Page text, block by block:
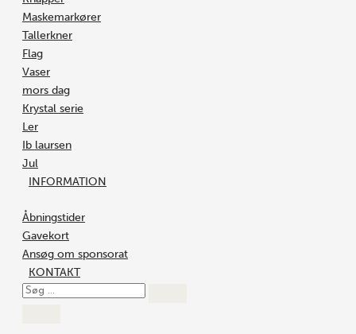
Maskemarkører
Tallerkner
Flag
Vaser
mors dag
Krystal serie
Ler
Ib laursen
Jul
INFORMATION
Åbningstider
Gavekort
Ansøg om sponsorat
KONTAKT